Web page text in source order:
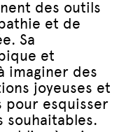
des outils
et de
Sa
et
imaginer des
joyeuses et
pour esquisser
souhaitables.